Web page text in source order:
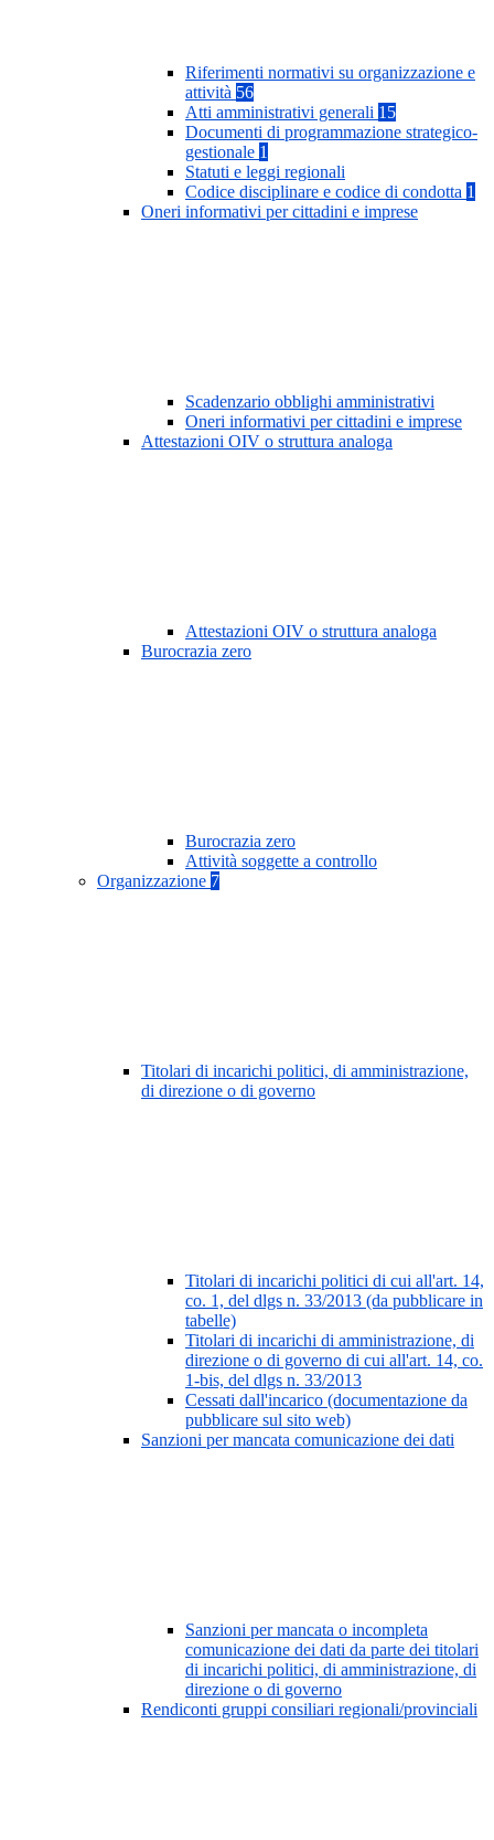
Riferimenti normativi su organizzazione e
attività 56
Atti amministrativi generali 15
Documenti di programmazione strategico-
gestionale 1
Statuti e leggi regionali
Codice disciplinare e codice di condotta 1
Oneri informativi per cittadini e imprese
Scadenzario obblighi amministrativi
Oneri informativi per cittadini e imprese
Attestazioni OIV o struttura analoga
Attestazioni OIV o struttura analoga
Burocrazia zero
Burocrazia zero
Attività soggette a controllo
Organizzazione 7
Titolari di incarichi politici, di amministrazione,
di direzione o di governo
Titolari di incarichi politici di cui all'art. 14,
co. 1, del dlgs n. 33/2013 (da pubblicare in
tabelle)
Titolari di incarichi di amministrazione, di
direzione o di governo di cui all'art. 14, co.
1-bis, del dlgs n. 33/2013
Cessati dall'incarico (documentazione da
pubblicare sul sito web)
Sanzioni per mancata comunicazione dei dati
Sanzioni per mancata o incompleta
comunicazione dei dati da parte dei titolari
di incarichi politici, di amministrazione, di
direzione o di governo
Rendiconti gruppi consiliari regionali/provinciali